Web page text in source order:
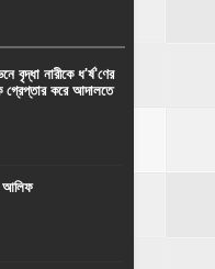
বৃদ্ধা নারীকে ধ'র্ষ'ণের
করে আদালতে
আলিফ